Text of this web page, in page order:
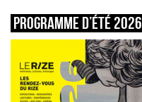
Programme d’été 2026